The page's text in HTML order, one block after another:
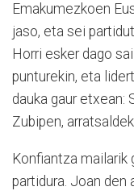
Emakumezkoen
jaso, eta sei
Horri esker dago
punturekin, eta
dauka gaur etxean:
Zubipen,
Konfiantza mailarik
partidura. Joan den